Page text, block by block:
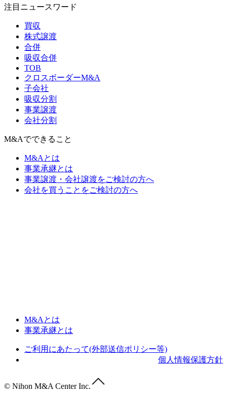
注目ニュースワード
買収
株式譲渡
合併
吸収合併
TOB
クロスボーダーM&A
子会社
吸収分割
事業譲渡
会社分割
M&Aでできること
M&Aとは
事業承継とは
事業譲渡・会社譲渡をご検討の方へ
会社を買うことをご検討の方へ
M&Aとは
事業承継とは
ご利用にあたって(外部送信ポリシー等)
個人情報保護方針
© Nihon M&A Center Inc.